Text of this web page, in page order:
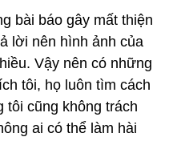
bài báo gây mất thiện
lời nên hình ảnh của
Vậy nên có những
tôi, họ luôn tìm cách
tôi cũng không trách
ai có thể làm hài